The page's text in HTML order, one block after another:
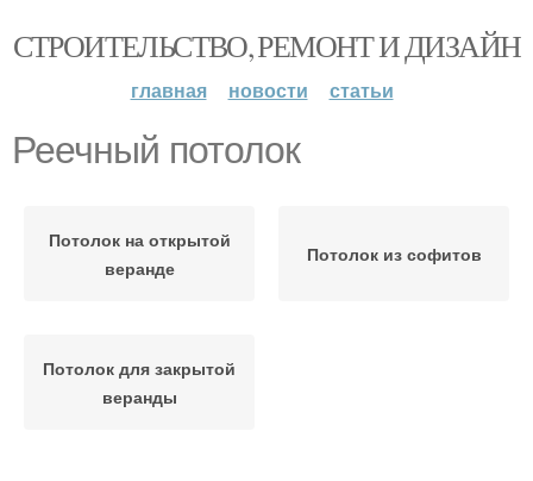
СТРОИТЕЛЬСТВО, РЕМОНТ И ДИЗАЙН
главная новости статьи
Реечный потолок
Потолок на открытой
веранде
Потолок из софитов
Потолок для закрытой
веранды